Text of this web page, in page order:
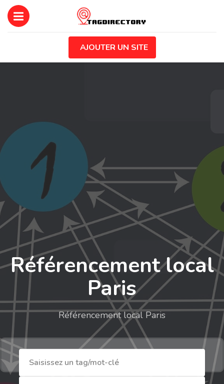
AJOUTER UN SITE
Référencement local
Paris
Référencement local Paris